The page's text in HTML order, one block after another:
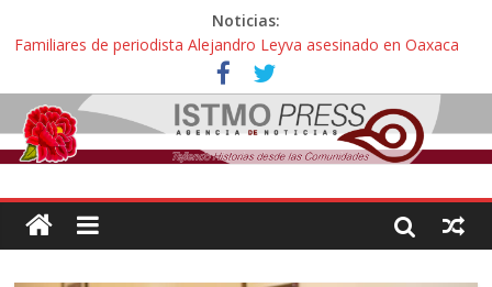
Noticias:
Familiares de periodista Alejandro Leyva asesinado en Oaxaca
protestan y exigen justicia en desfile de delegaciones
Alertan pescadores de Juchitán, Oaxaca de nuevo despojo de su
territorio para construir un parque eólico
Pescadores y comuneros ikoots detienen la extracción ilegal de
material pétreo de gravera Oyamel
ahora pescadores de Salinas del Marqués denuncian daños de
Pemex